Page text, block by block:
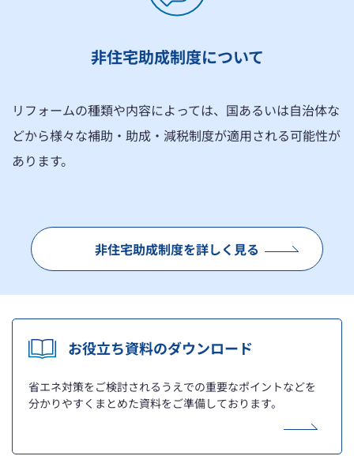
非住宅助成制度について
リフォームの種類や内容によっては、国あるいは自治体な
どから様々な補助・助成・減税制度が適用される可能性が
あります。
非住宅助成制度を詳しく見る
お役立ち資料のダウンロード
省エネ対策をご検討されるうえでの重要なポイントなどを
分かりやすくまとめた資料をご準備しております。